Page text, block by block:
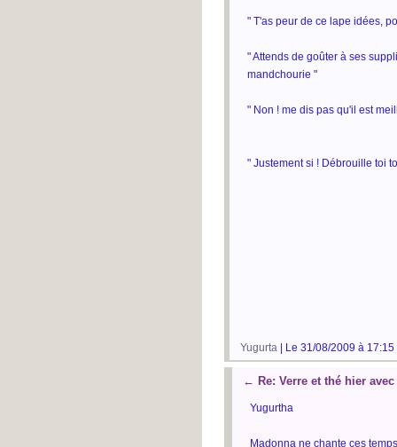
" T'as peur de ce lape idées,
" Attends de goûter à ses
mandchourie "
" Non ! me dis pas qu'il est
" Justement si ! Débrouille toi
Yugurta | Le 31/08/2009 à
← Re: Verre et thé hier
Yugurtha
Madonna ne chante ces